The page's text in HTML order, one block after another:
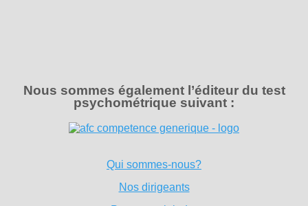
Nous sommes également l’éditeur du test
psychométrique suivant :
Qui sommes-nous?
Nos dirigeants